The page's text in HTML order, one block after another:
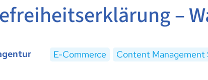
–
Content Management
E-Commerce